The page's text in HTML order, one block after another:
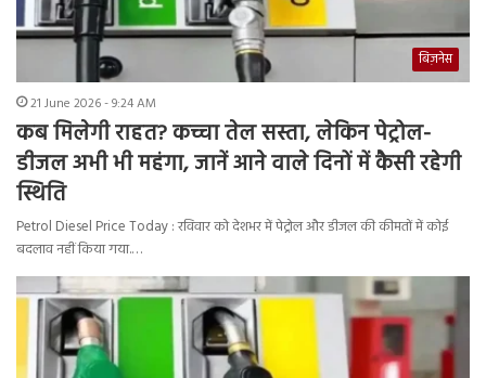
बिज़नेस
21 June 2026 - 9:24 AM
कब मिलेगी राहत? कच्चा तेल सस्ता, लेकिन पेट्रोल-
डीजल अभी भी महंगा, जानें आने वाले दिनों में कैसी रहेगी
स्थिति
Petrol Diesel Price Today : रविवार को देशभर में पेट्रोल और डीजल की कीमतों में कोई
बदलाव नहीं किया गया.…